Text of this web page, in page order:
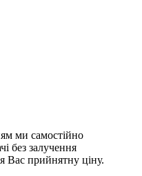
ми самостійно
без залучення
Вас прийнятну ціну.